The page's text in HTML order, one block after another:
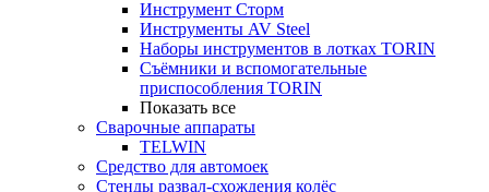
Инструмент Сторм
Инструменты AV Steel
Наборы инструментов в лотках TORIN
Съёмники и вспомогательные
приспособления TORIN
Показать все
Сварочные аппараты
TELWIN
Средство для автомоек
Стенды развал-схождения колёс